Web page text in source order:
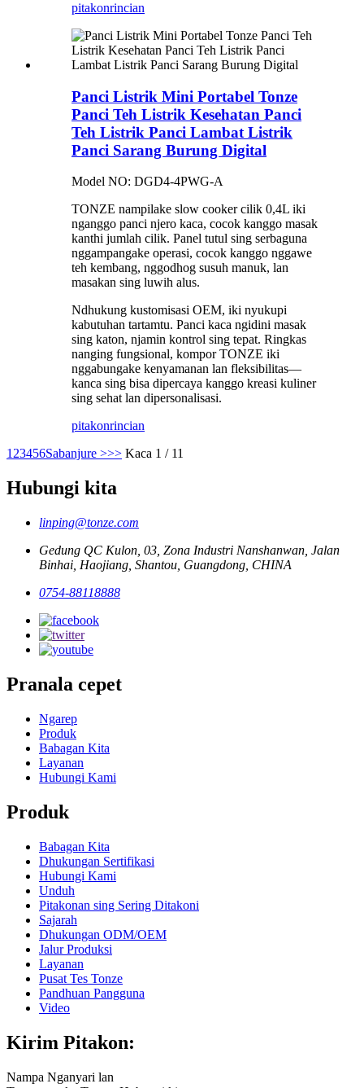
pitakonrincian
Panci Listrik Mini Portabel Tonze
Panci Teh Listrik Kesehatan Panci
Teh Listrik Panci Lambat Listrik
Panci Sarang Burung Digital
Model NO: DGD4-4PWG-A
TONZE nampilake slow cooker cilik 0,4L iki
nganggo panci njero kaca, cocok kanggo masak
kanthi jumlah cilik. Panel tutul sing serbaguna
nggampangake operasi, cocok kanggo nggawe
teh kembang, nggodhog susuh manuk, lan
masakan sing luwih alus.
Ndhukung kustomisasi OEM, iki nyukupi
kabutuhan tartamtu. Panci kaca ngidini masak
sing katon, njamin kontrol sing tepat. Ringkas
nanging fungsional, kompor TONZE iki
nggabungake kenyamanan lan fleksibilitas—
kanca sing bisa dipercaya kanggo kreasi kuliner
sing sehat lan dipersonalisasi.
pitakonrincian
123456Sabanjure >>> Kaca 1 / 11
Hubungi kita
linping@tonze.com
Gedung QC Kulon, 03, Zona Industri Nanshanwan, Jalan
Binhai, Haojiang, Shantou, Guangdong, CHINA
0754-88118888
Pranala cepet
Ngarep
Produk
Babagan Kita
Layanan
Hubungi Kami
Produk
Babagan Kita
Dhukungan Sertifikasi
Hubungi Kami
Unduh
Pitakonan sing Sering Ditakoni
Sajarah
Dhukungan ODM/OEM
Jalur Produksi
Layanan
Pusat Tes Tonze
Pandhuan Pangguna
Video
Kirim Pitakon:
Nampa Nganyari lan